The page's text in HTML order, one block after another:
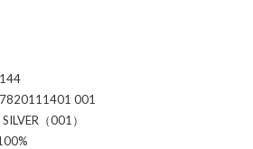
001
（001）